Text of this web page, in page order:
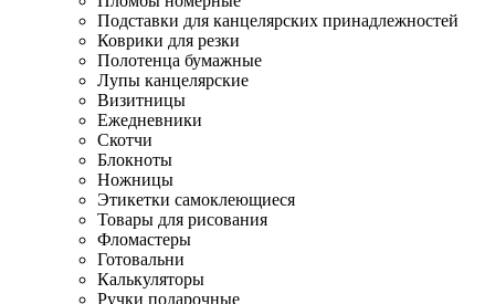
Подставки для канцелярских принадлежностей
Коврики для резки
Полотенца бумажные
Лупы канцелярские
Визитницы
Ежедневники
Скотчи
Блокноты
Ножницы
Этикетки самоклеющиеся
Товары для рисования
Фломастеры
Готовальни
Калькуляторы
Ручки подарочные